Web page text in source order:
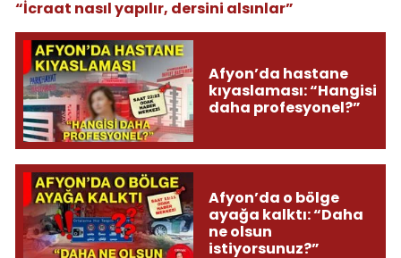
“İcraat nasıl yapılır, dersini alsınlar”
Afyon’da hastane
kıyaslaması: “Hangisi
daha profesyonel?”
Afyon’da o bölge
ayağa kalktı: “Daha
ne olsun
istiyorsunuz?”